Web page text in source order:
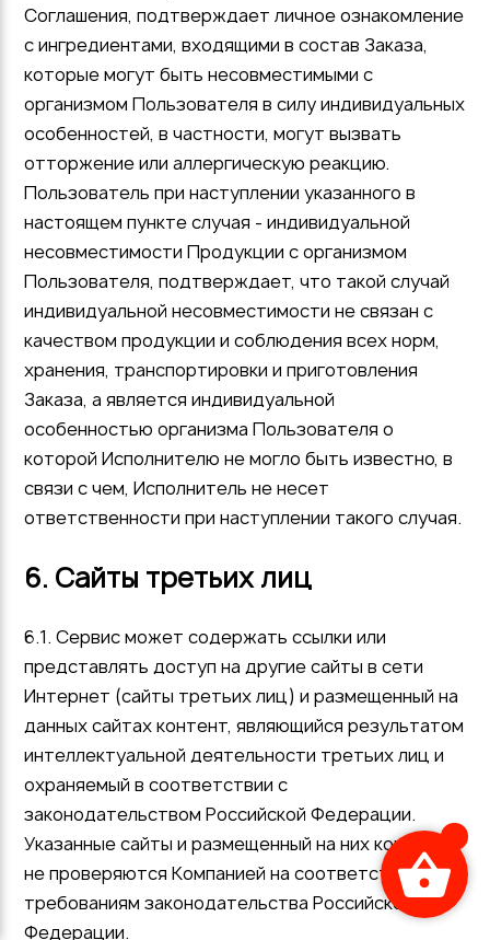
Соглашения, подтверждает личное ознакомление
с ингредиентами, входящими в состав Заказа,
которые могут быть несовместимыми с
организмом Пользователя в силу индивидуальных
особенностей, в частности, могут вызвать
отторжение или аллергическую реакцию.
Пользователь при наступлении указанного в
настоящем пункте случая - индивидуальной
несовместимости Продукции с организмом
Пользователя, подтверждает, что такой случай
индивидуальной несовместимости не связан с
качеством продукции и соблюдения всех норм,
хранения, транспортировки и приготовления
Заказа, а является индивидуальной
особенностью организма Пользователя о
которой Исполнителю не могло быть известно, в
связи с чем, Исполнитель не несет
ответственности при наступлении такого случая.
6. Сайты третьих лиц
6.1. Сервис может содержать ссылки или
представлять доступ на другие сайты в сети
Интернет (сайты третьих лиц) и размещенный на
данных сайтах контент, являющийся результатом
интеллектуальной деятельности третьих лиц и
охраняемый в соответствии с
законодательством Российской Федерации.
Указанные сайты и размещенный на них контент
не проверяются Компанией на соответствие
требованиям законодательства Российской
Федерации.